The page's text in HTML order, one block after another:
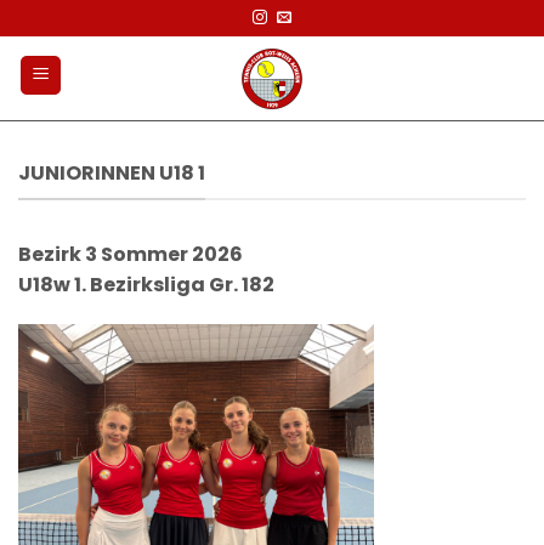
Inhalt
springen
JUNIORINNEN U18 1
Bezirk 3 Sommer 2026
U18w 1. Bezirksliga Gr. 182